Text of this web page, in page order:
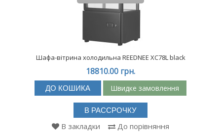
Шафа-вітрина холодильна REEDNEE XC78L black
18810.00 грн.
ДО КОШИКА Швидке замовлення
В РАССРОЧКУ
В закладки До порівняння